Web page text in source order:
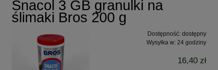
Snacol 3 GB granulki na
ślimaki Bros 200 g
Dostępność: dostępny
Wysyłka w: 24 godziny
16,40 zł